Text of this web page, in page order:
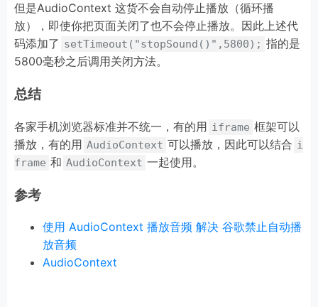
context.decodeAudioData(arrayBuffer, function
audioBuffer = buffer;
playSound();
}, function (e) { //解码出错时的回调函数
console .log( 'Error decoding file'
});
}
var xhr = new XMLHttpRequest(); //通过XHR下载音频文件
xhr.open('GET', url, true );
xhr.responseType = 'arraybuffer'
initSound(
xhr.send();
loadAudioFile('../addons/ewei_shopv2/static/invite/
但是AudioContext 这货不会自动停止播放（循环播
放），即使你把页面关闭了也不会停止播放。因此上述代
码添加了 setTimeout("stopSound()",5800); 指的是
5800毫秒之后调用关闭方法。
总结
各家手机浏览器标准并不统一，有的用 iframe 框架可以
播放，有的用 AudioContext 可以播放，因此可以结合 i
frame 和 AudioContext 一起使用。
参考
使用 AudioContext 播放音频 解决 谷歌禁止自动播
放音频
AudioContext